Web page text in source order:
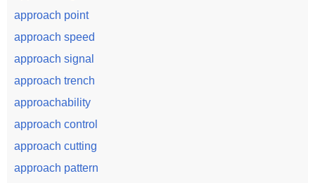
approach point
approach speed
approach signal
approach trench
approachability
approach control
approach cutting
approach pattern